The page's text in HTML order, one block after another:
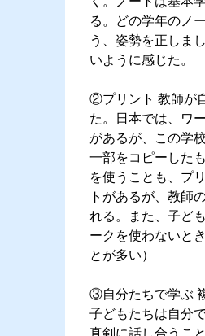
る。どの学年のノ
う、姿勢を正しま
いように感じた。
②プリント 教師が
た。日本では、ワ
があるが、この学
一部をコピーした
を使うことも、プ
トがあるが、教師
れる。また、子ど
ークを使わないと
とが多い）
③自分たちで学ぶ
子どもたちは自分
真剣に話し合うこ